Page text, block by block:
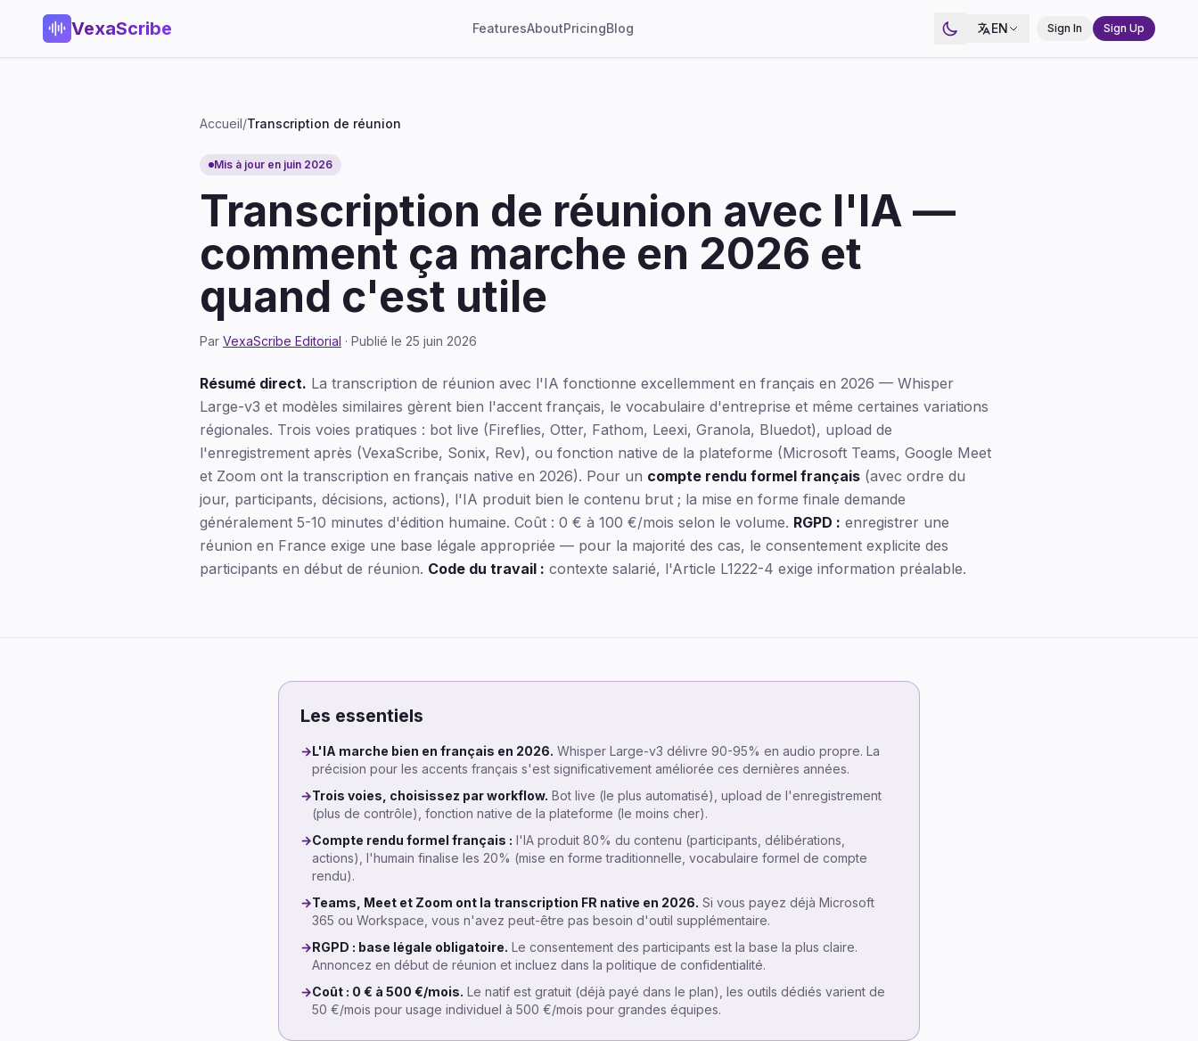
VexaScribe FeaturesAboutPricingBlog EN Sign In Sign Up
Accueil/Transcription de réunion
Mis à jour en juin 2026
Transcription de réunion avec l'IA —
comment ça marche en 2026 et
quand c'est utile
Par VexaScribe Editorial · Publié le 25 juin 2026
Résumé direct. La transcription de réunion avec l'IA fonctionne excellemment en français en 2026 — Whisper
Large-v3 et modèles similaires gèrent bien l'accent français, le vocabulaire d'entreprise et même certaines variations
régionales. Trois voies pratiques : bot live (Fireflies, Otter, Fathom, Leexi, Granola, Bluedot), upload de
l'enregistrement après (VexaScribe, Sonix, Rev), ou fonction native de la plateforme (Microsoft Teams, Google Meet
et Zoom ont la transcription en français native en 2026). Pour un compte rendu formel français (avec ordre du
jour, participants, décisions, actions), l'IA produit bien le contenu brut ; la mise en forme finale demande
généralement 5-10 minutes d'édition humaine. Coût : 0 € à 100 €/mois selon le volume. RGPD : enregistrer une
réunion en France exige une base légale appropriée — pour la majorité des cas, le consentement explicite des
participants en début de réunion. Code du travail : contexte salarié, l'Article L1222-4 exige information préalable.
Les essentiels
→L'IA marche bien en français en 2026. Whisper Large-v3 délivre 90-95% en audio propre. La
précision pour les accents français s'est significativement améliorée ces dernières années.
→Trois voies, choisissez par workflow. Bot live (le plus automatisé), upload de l'enregistrement
(plus de contrôle), fonction native de la plateforme (le moins cher).
→Compte rendu formel français : l'IA produit 80% du contenu (participants, délibérations,
actions), l'humain finalise les 20% (mise en forme traditionnelle, vocabulaire formel de compte
rendu).
→Teams, Meet et Zoom ont la transcription FR native en 2026. Si vous payez déjà Microsoft
365 ou Workspace, vous n'avez peut-être pas besoin d'outil supplémentaire.
→RGPD : base légale obligatoire. Le consentement des participants est la base la plus claire.
Annoncez en début de réunion et incluez dans la politique de confidentialité.
→Coût : 0 € à 500 €/mois. Le natif est gratuit (déjà payé dans le plan), les outils dédiés varient de
50 €/mois pour usage individuel à 500 €/mois pour grandes équipes.